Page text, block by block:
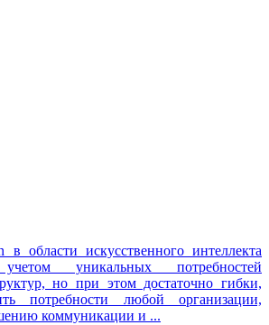
области искусственного интеллекта
уникальных потребностей
но при этом достаточно гибки,
потребности любой организации,
коммуникации и ...